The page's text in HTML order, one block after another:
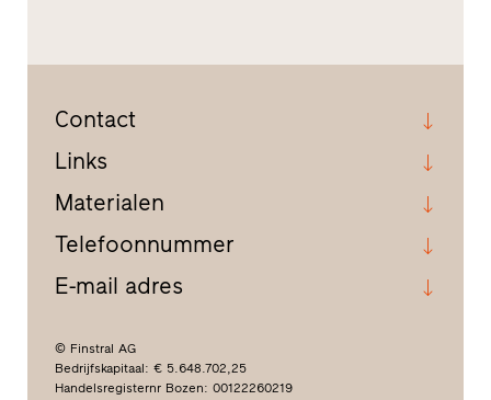
Contact
Links
Materialen
Telefoonnummer
E-mail adres
© Finstral AG
Bedrijfskapitaal: € 5.648.702,25
Handelsregisternr Bozen: 00122260219